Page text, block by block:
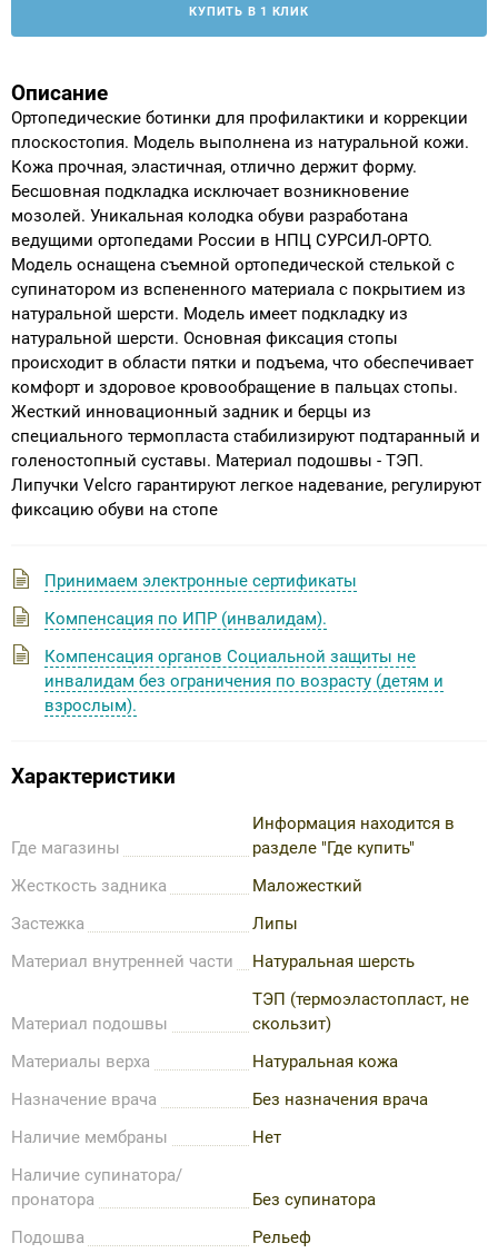
КУПИТЬ В 1 КЛИК
Описание
Ортопедические ботинки для профилактики и коррекции
плоскостопия. Модель выполнена из натуральной кожи.
Кожа прочная, эластичная, отлично держит форму.
Бесшовная подкладка исключает возникновение
мозолей. Уникальная колодка обуви разработана
ведущими ортопедами России в НПЦ СУРСИЛ-ОРТО.
Модель оснащена съемной ортопедической стелькой с
супинатором из вспененного материала с покрытием из
натуральной шерсти. Модель имеет подкладку из
натуральной шерсти. Основная фиксация стопы
происходит в области пятки и подъема, что обеспечивает
комфорт и здоровое кровообращение в пальцах стопы.
Жесткий инновационный задник и берцы из
специального термопласта стабилизируют подтаранный и
голеностопный суставы. Материал подошвы - ТЭП.
Липучки Velcro гарантируют легкое надевание, регулируют
фиксацию обуви на стопе
Принимаем электронные сертификаты
Компенсация по ИПР (инвалидам).
Компенсация органов Социальной защиты не
инвалидам без ограничения по возрасту (детям и
взрослым).
Характеристики
Где магазины
Информация находится в
разделе "Где купить"
Жесткость задника
Маложесткий
Застежка
Липы
Материал внутренней части
Натуральная шерсть
Материал подошвы
ТЭП (термоэластопласт, не
скользит)
Материалы верха
Натуральная кожа
Назначение врача
Без назначения врача
Наличие мембраны
Нет
Наличие супинатора/
пронатора
Без супинатора
Подошва
Рельеф
Аппараты на суставы
Санитарные приспособления для
инвалидов
Противопролежневые матрасы, подушки
ОПОРЫ, ВЕРТИКАЛИЗАТОРЫ, Оборудование
для ЛФК
Одежда ортопедическая (адаптивная) для
инвалидов
Индивидуальное изготовление